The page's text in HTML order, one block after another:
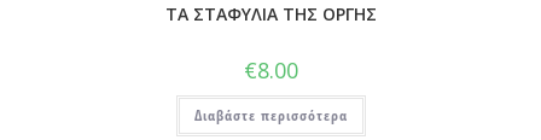
ΤΑ ΣΤΑΦΥΛΙΑ ΤΗΣ ΟΡΓΗΣ
€8.00
Διαβάστε περισσότερα